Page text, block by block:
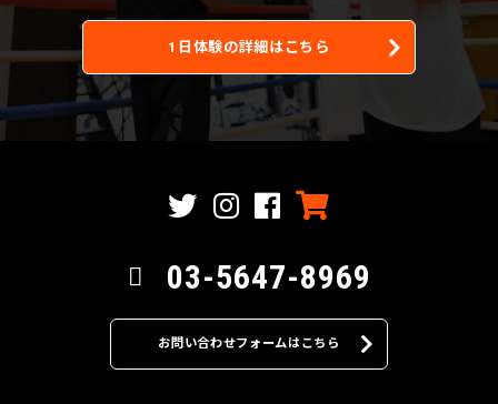
1日体験の詳細はこちら
03-5647-8969
お問い合わせフォームはこちら